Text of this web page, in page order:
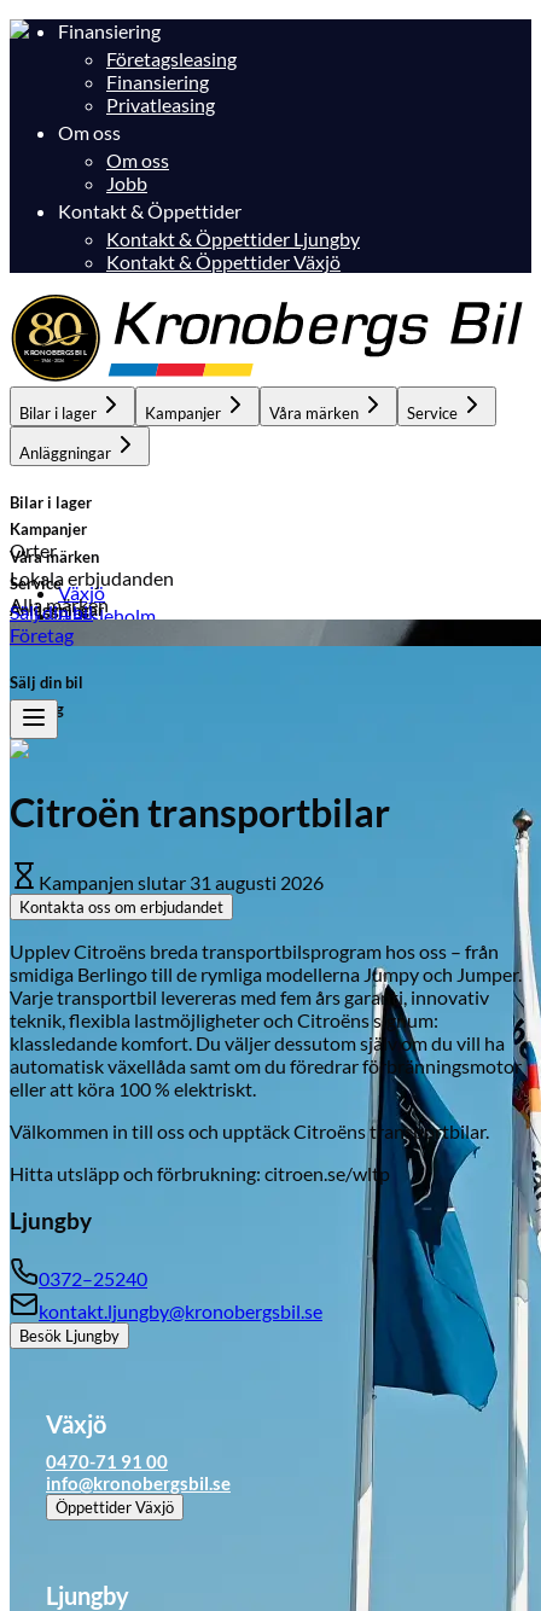
Finansiering
Företagsleasing
Finansiering
Privatleasing
Om oss
Om oss
Jobb
Kontakt & Öppettider
Kontakt & Öppettider Ljungby
Kontakt & Öppettider Växjö
Bilar i lager Kampanjer Våra märken Service
Anläggningar
Bilar i lager
Orter
Växjö
Hässleholm
Ljungby
Typ av fordon
Bränsle
Hybrid
Bensin
El
Diesel
Visa alla bilar i lager
Kampanjer
Lokala erbjudanden
Ljungby
Växjö
Kampanjer på märken
Honda
Citroën
Suzuki
Visa alla kampanjer
Våra märken
Alla märken
Service
Anläggningar
Sälj din bil
Företag
Sälj din bil
Företag
Citroën transportbilar
Kampanjen slutar 31 augusti 2026
Kontakta oss om erbjudandet
Upplev Citroëns breda transportbilsprogram hos oss – från
smidiga Berlingo till de rymliga modellerna Jumpy och Jumper.
Varje transportbil levereras med fem års garanti, innovativ
teknik, flexibla lastmöjligheter och Citroëns signum:
klassledande komfort. Du väljer dessutom själv om du vill ha
automatisk växellåda samt om du föredrar förbränningsmotor
eller att köra 100 % elektriskt.
Välkommen in till oss och upptäck Citroëns transportbilar.
Hitta utsläpp och förbrukning: citroen.se/wltp
Ljungby
0372–25240
kontakt.ljungby@kronobergsbil.se
Besök Ljungby
Växjö
0470-71 91 00
info@kronobergsbil.se
ÖppettiderVäxjö
Ljungby